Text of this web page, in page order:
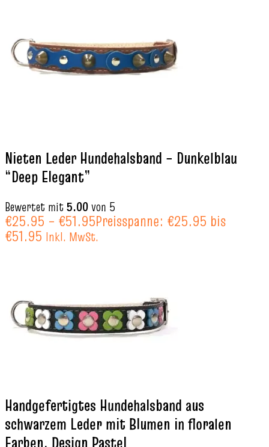
Nieten Leder Hundehalsband – Dunkelblau
“Deep Elegant”
Bewertet mit5.00von 5
€25.95 – €51.95Preisspanne: €25.95 bis
€51.95 Inkl. MwSt.
Handgefertigtes Hundehalsband aus
schwarzem Leder mit Blumen in floralen